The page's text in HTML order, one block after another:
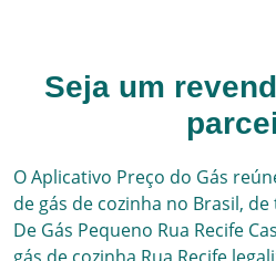
Seja um
O Aplicativo Preço do Gás
de gás de cozinha no Brasil,
De Gás Pequeno Rua Recife